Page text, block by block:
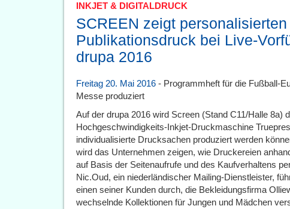
INKJET & DIGITALDRUCK
SCREEN zeigt personalisierten
Publikationsdruck bei Live-
drupa 2016
Freitag 20. Mai 2016 - Programmheft für die Fußball-
Messe produziert
Auf der drupa 2016 wird Screen (Stand C11/Halle 8a)
Hochgeschwindigkeits-Inkjet-Druckmaschine
individualisierte Drucksachen produziert werden
wird das Unternehmen zeigen, wie Druckereien
auf Basis der Seitenaufrufe und des Kaufverhaltens
Nic.Oud, ein niederländischer Mailing-Dienstleister,
einen seiner Kunden durch, die Bekleidungsfirma
wechselnde Kollektionen für Jungen und Mädchen